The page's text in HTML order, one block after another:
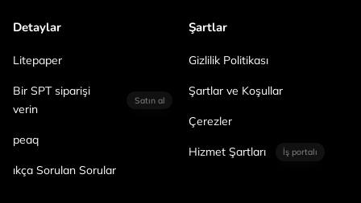
Detaylar
Litepaper
Bir SPT siparişi
verin
Satın al
peaq
ıkça Sorulan Sorular
Şartlar
Gizlilik Politikası
Şartlar ve Koşullar
Çerezler
Hizmet Şartları İş portalı